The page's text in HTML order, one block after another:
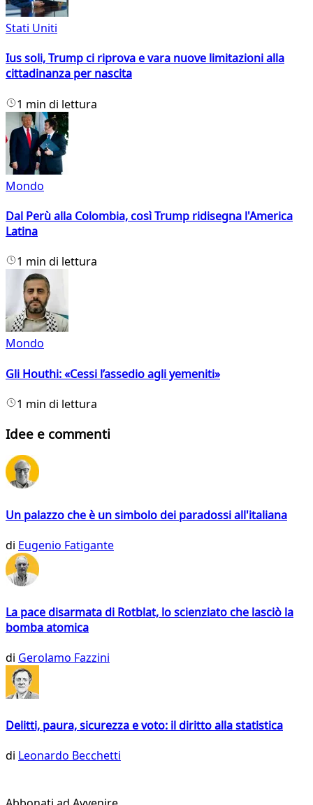
Stati Uniti
Ius soli, Trump ci riprova e vara nuove limitazioni alla
cittadinanza per nascita
1 min di lettura
Mondo
Dal Perù alla Colombia, così Trump ridisegna l'America
Latina
1 min di lettura
Mondo
Gli Houthi: «Cessi l’assedio agli yemeniti»
1 min di lettura
Idee e commenti
Un palazzo che è un simbolo dei paradossi all'italiana
di Eugenio Fatigante
La pace disarmata di Rotblat, lo scienziato che lasciò la
bomba atomica
di Gerolamo Fazzini
Delitti, paura, sicurezza e voto: il diritto alla statistica
di Leonardo Becchetti